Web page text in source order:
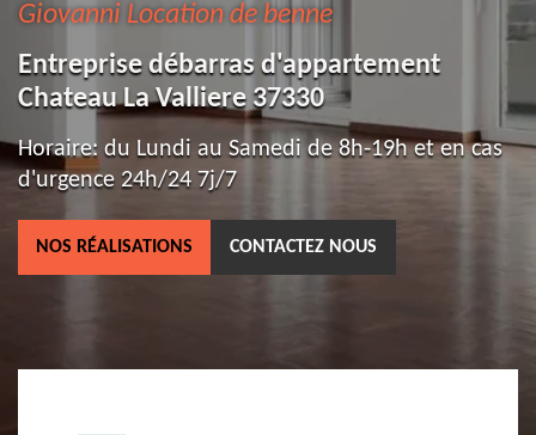
Giovanni Location de benne
Entreprise débarras d'appartement
Chateau La Valliere 37330
Horaire: du Lundi au Samedi de 8h-19h et en cas
d'urgence 24h/24 7j/7
NOS RÉALISATIONS CONTACTEZ NOUS